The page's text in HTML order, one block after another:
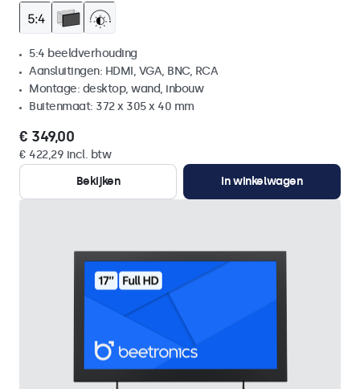
5:4 beeldverhouding
Aansluitingen: HDMI, VGA, BNC, RCA
Montage: desktop, wand, inbouw
Buitenmaat: 372 x 305 x 40 mm
€ 349,00
€ 422,29 incl. btw
Bekijken
In winkelwagen